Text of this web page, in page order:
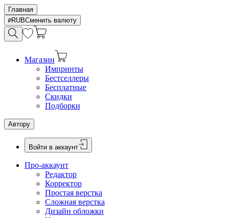
Главная
RUBСменить валюту
Магазин
Импринты
Бестселлеры
Бесплатные
Скидки
Подборки
Автору
Войти в аккаунт
Про-аккаунт
Редактор
Корректор
Простая верстка
Сложная верстка
Дизайн обложки